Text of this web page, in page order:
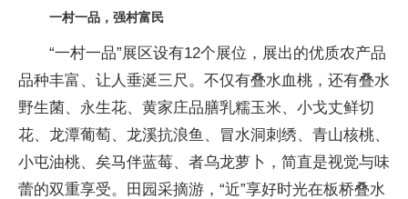
一村一品，强村富民
“一村一品”展区设有12个展位，展出的优质农产品
品种丰富、让人垂涎三尺。不仅有叠水血桃，还有叠水
野生菌、永生花、黄家庄品膳乳糯玉米、小戈丈鲜切
花、龙潭葡萄、龙溪抗浪鱼、冒水洞刺绣、青山核桃、
小屯油桃、矣马伴蓝莓、者乌龙萝卜，简直是视觉与味
蕾的双重享受。田园采摘游，“近”享好时光在板桥叠水